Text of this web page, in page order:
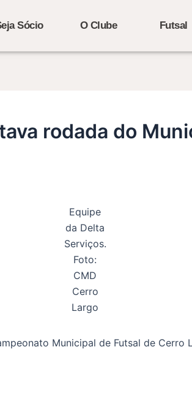
Sócio O Clube Futsal
rodada do
Equipe
da Delta
Serviços.
Foto:
CMD
Cerro
Largo
Municipal de Futsal de